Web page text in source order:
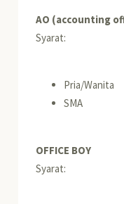
AO (accounting
Syarat:
Pria/Wanita
SMA
OFFICE BOY
Syarat: